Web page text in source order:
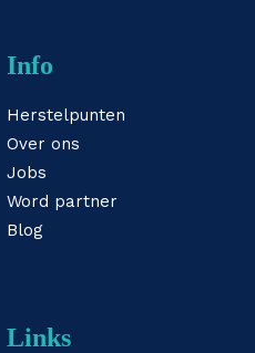
Info
Herstelpunten
Over ons
Jobs
Word partner
Blog
Links